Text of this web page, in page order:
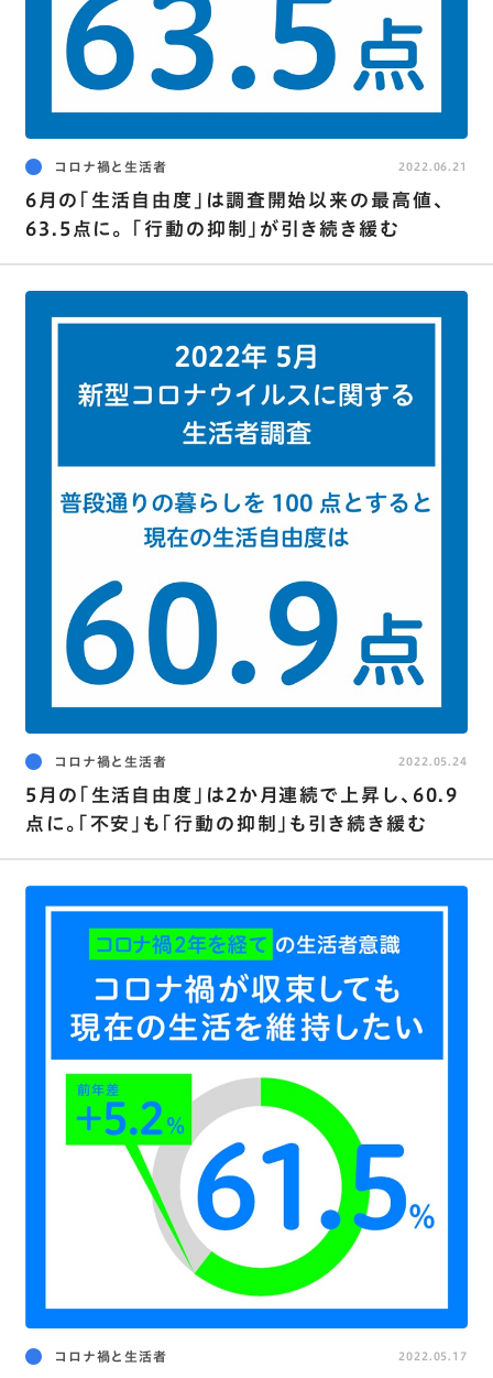
コロナ禍と生活者
6月の｢生活自由度｣は調査開始以来の最高値､
63.5点に。 ｢行動の抑制｣が引き続き緩む
2022.06.21
コロナ禍と生活者
5月の｢生活自由度｣は2か月連続で上昇し､60.9
点に。｢不安｣も｢行動の抑制｣も引き続き緩む
2022.05.24
コロナ禍と生活者 2022.05.17